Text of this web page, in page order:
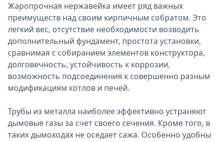
Жаропрочная нержавейка имеет ряд важных
преимуществ над своим кирпичным собратом. Это
легкий вес, отсутствие необходимости возводить
дополнительный фундамент, простота установки,
сравнимая с собиранием элементов конструктора,
долговечность, устойчивость к коррозии,
возможность подсоединения к совершенно разным
модификациям котлов и печей.
Трубы из металла наиболее эффективно устраняют
дымовые газы за счет своего сечения. Кроме того, в
таких дымоходах не оседает сажа. Особенно удобны